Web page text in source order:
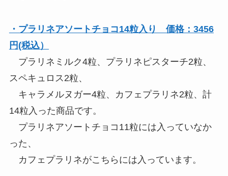
・プラリネアソートチョコ14粒入り 価格：3456
円(税込）
プラリネミルク4粒、プラリネピスターチ2粒、
スペキュロス2粒、
キャラメルヌガー4粒、カフェプラリネ2粒、計
14粒入った商品です。
プラリネアソートチョコ11粒には入っていなか
った、
カフェプラリネがこちらには入っています。